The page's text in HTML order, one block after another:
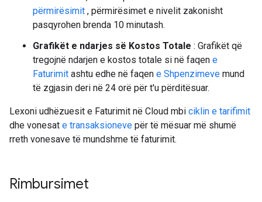
përmirësimit , përmirësimet e nivelit zakonisht
pasqyrohen brenda 10 minutash.
Grafikët e ndarjes së Kostos Totale : Grafikët që
tregojnë ndarjen e kostos totale si në faqen e
Faturimit ashtu edhe në faqen e Shpenzimeve mund
të zgjasin deri në 24 orë për t'u përditësuar.
Lexoni udhëzuesit e Faturimit në Cloud mbi ciklin e tarifimit
dhe vonesat e transaksioneve për të mësuar më shumë
rreth vonesave të mundshme të faturimit.
Rimbursimet